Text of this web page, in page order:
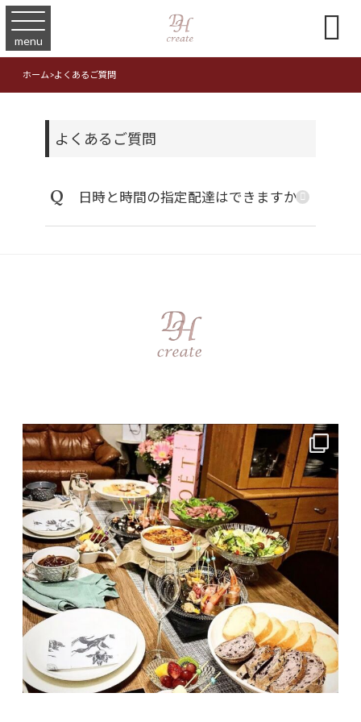
menu 
ホーム>よくあるご質問
よくあるご質問
Q 日時と時間の指定配達はできますか？